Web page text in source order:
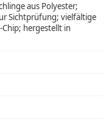
aus Polyester;
Sichtprüfung; vielfältige
hergestellt in